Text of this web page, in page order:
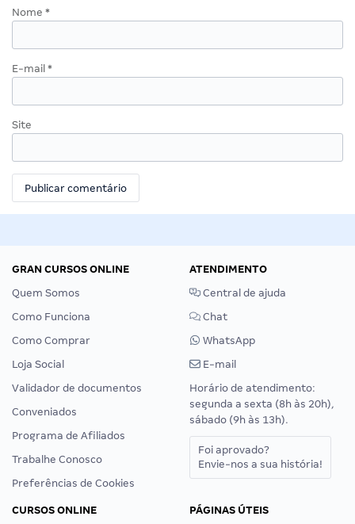
Nome *
E-mail *
Site
GRAN CURSOS ONLINE
Quem Somos
Como Funciona
Como Comprar
Loja Social
Validador de documentos
Conveniados
Programa de Afiliados
Trabalhe Conosco
Preferências de Cookies
ATENDIMENTO
Central de ajuda
Chat
WhatsApp
E-mail
Horário de atendimento:
segunda a sexta (8h às 20h),
sábado (9h às 13h).
Foi aprovado?
Envie-nos a sua história!
CURSOS ONLINE
PÁGINAS ÚTEIS